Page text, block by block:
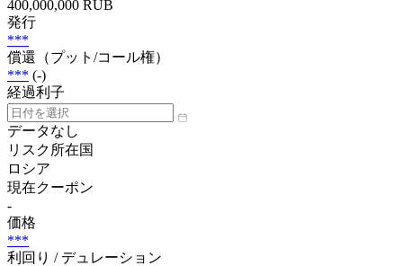
400,000,000 RUB
発行
***
償還（プット/コール権）
*** (-)
経過利子
データなし
リスク所在国
ロシア
現在クーポン
-
価格
***
利回り / デュレーション